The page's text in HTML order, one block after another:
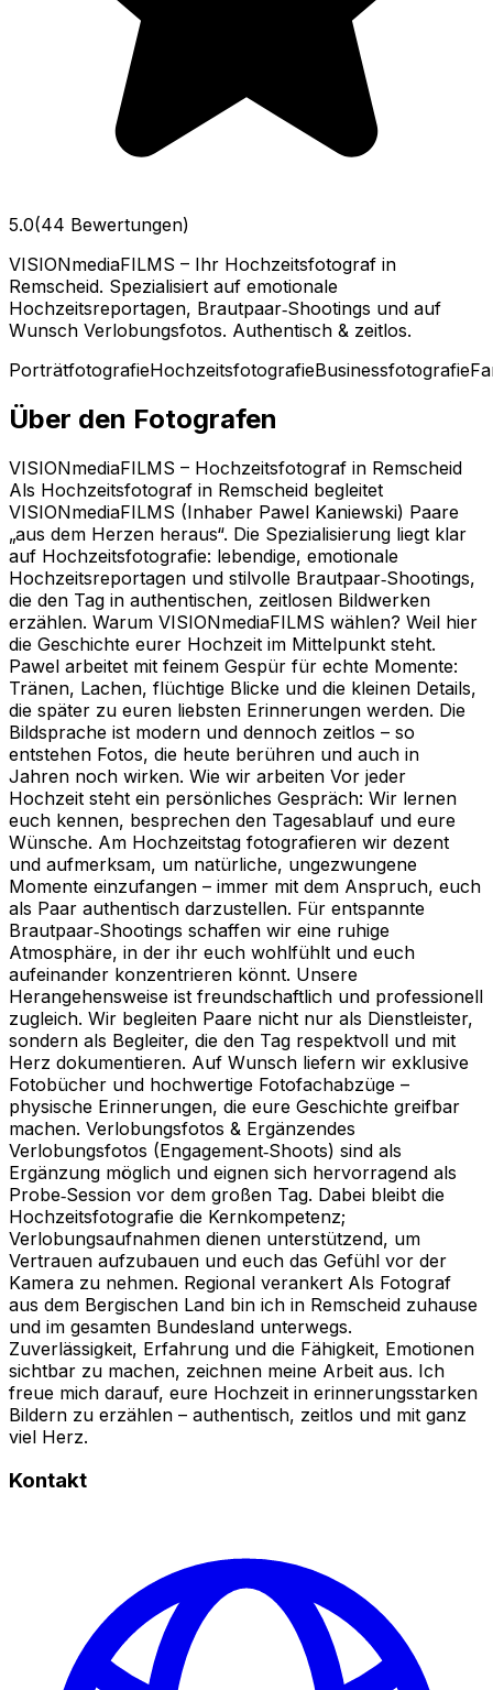
5.0(44 Bewertungen)
VISIONmediaFILMS – Ihr Hochzeitsfotograf in
Remscheid. Spezialisiert auf emotionale
Hochzeitsreportagen, Brautpaar‑Shootings und auf
Wunsch Verlobungsfotos. Authentisch & zeitlos.
PorträtfotografieHochzeitsfotografieBusinessfotografie
Über den Fotografen
VISIONmediaFILMS – Hochzeitsfotograf in Remscheid
Als Hochzeitsfotograf in Remscheid begleitet
VISIONmediaFILMS (Inhaber Pawel Kaniewski) Paare
„aus dem Herzen heraus“. Die Spezialisierung liegt klar
auf Hochzeitsfotografie: lebendige, emotionale
Hochzeitsreportagen und stilvolle Brautpaar‑Shootings,
die den Tag in authentischen, zeitlosen Bildwerken
erzählen. Warum VISIONmediaFILMS wählen? Weil hier
die Geschichte eurer Hochzeit im Mittelpunkt steht.
Pawel arbeitet mit feinem Gespür für echte Momente:
Tränen, Lachen, flüchtige Blicke und die kleinen Details,
die später zu euren liebsten Erinnerungen werden. Die
Bildsprache ist modern und dennoch zeitlos – so
entstehen Fotos, die heute berühren und auch in
Jahren noch wirken. Wie wir arbeiten Vor jeder
Hochzeit steht ein persönliches Gespräch: Wir lernen
euch kennen, besprechen den Tagesablauf und eure
Wünsche. Am Hochzeitstag fotografieren wir dezent
und aufmerksam, um natürliche, ungezwungene
Momente einzufangen – immer mit dem Anspruch, euch
als Paar authentisch darzustellen. Für entspannte
Brautpaar‑Shootings schaffen wir eine ruhige
Atmosphäre, in der ihr euch wohlfühlt und euch
aufeinander konzentrieren könnt. Unsere
Herangehensweise ist freundschaftlich und professionell
zugleich. Wir begleiten Paare nicht nur als Dienstleister,
sondern als Begleiter, die den Tag respektvoll und mit
Herz dokumentieren. Auf Wunsch liefern wir exklusive
Fotobücher und hochwertige Fotofachabzüge –
physische Erinnerungen, die eure Geschichte greifbar
machen. Verlobungsfotos & Ergänzendes
Verlobungsfotos (Engagement‑Shoots) sind als
Ergänzung möglich und eignen sich hervorragend als
Probe‑Session vor dem großen Tag. Dabei bleibt die
Hochzeitsfotografie die Kernkompetenz;
Verlobungsaufnahmen dienen unterstützend, um
Vertrauen aufzubauen und euch das Gefühl vor der
Kamera zu nehmen. Regional verankert Als Fotograf
aus dem Bergischen Land bin ich in Remscheid zuhause
und im gesamten Bundesland unterwegs.
Zuverlässigkeit, Erfahrung und die Fähigkeit, Emotionen
sichtbar zu machen, zeichnen meine Arbeit aus. Ich
freue mich darauf, eure Hochzeit in erinnerungsstarken
Bildern zu erzählen – authentisch, zeitlos und mit ganz
viel Herz.
Kontakt